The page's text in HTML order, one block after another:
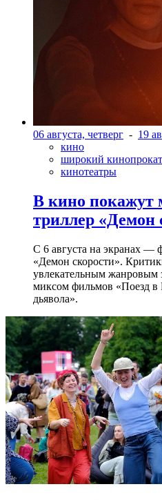
06 августа, четверг - 19
кино
широкий кинопрокат
кинотеатры
В кино покажут
триллер «Демон
С 6 августа на экранах —
«Демон скорости».
увлекательным жанровым
миксом фильмов «Поезд
дьявола».